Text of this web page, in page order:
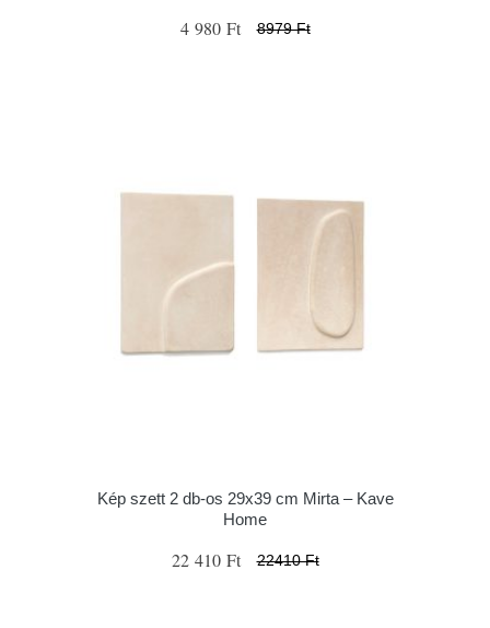
4 980 Ft 8979 Ft
Kép szett 2 db-os 29x39 cm Mirta – Kave
Home
22 410 Ft 22410 Ft